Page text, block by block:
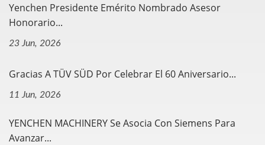
Yenchen Presidente Emérito Nombrado Asesor
Honorario...
23 Jun, 2026
Gracias A TÜV SÜD Por Celebrar El 60 Aniversario...
11 Jun, 2026
YENCHEN MACHINERY Se Asocia Con Siemens Para
Avanzar...